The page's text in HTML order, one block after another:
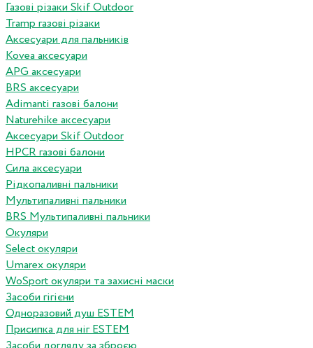
Газові різаки Skif Outdoor
Tramp газові різаки
Аксесуари для пальників
Kovea аксесуари
APG аксесуари
BRS аксесуари
Adimanti газові балони
Naturehike аксесуари
Аксесуари Skif Outdoor
HPCR газові балони
Сила аксесуари
Рідкопаливні пальники
Мультипаливні пальники
BRS Мультипаливні пальники
Окуляри
Select окуляри
Umarex окуляри
WoSport окуляри та захисні маски
Засоби гігієни
Одноразовий душ ESTEM
Присипка для ніг ESTEM